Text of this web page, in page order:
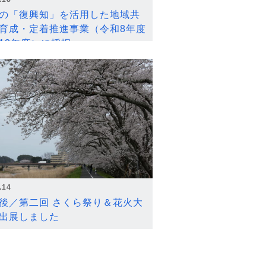
「復興知」を活用した地域共
成・定着推進事業（令和8年度
年度）に採択
／第二回 さくら祭り＆花火大
展しました